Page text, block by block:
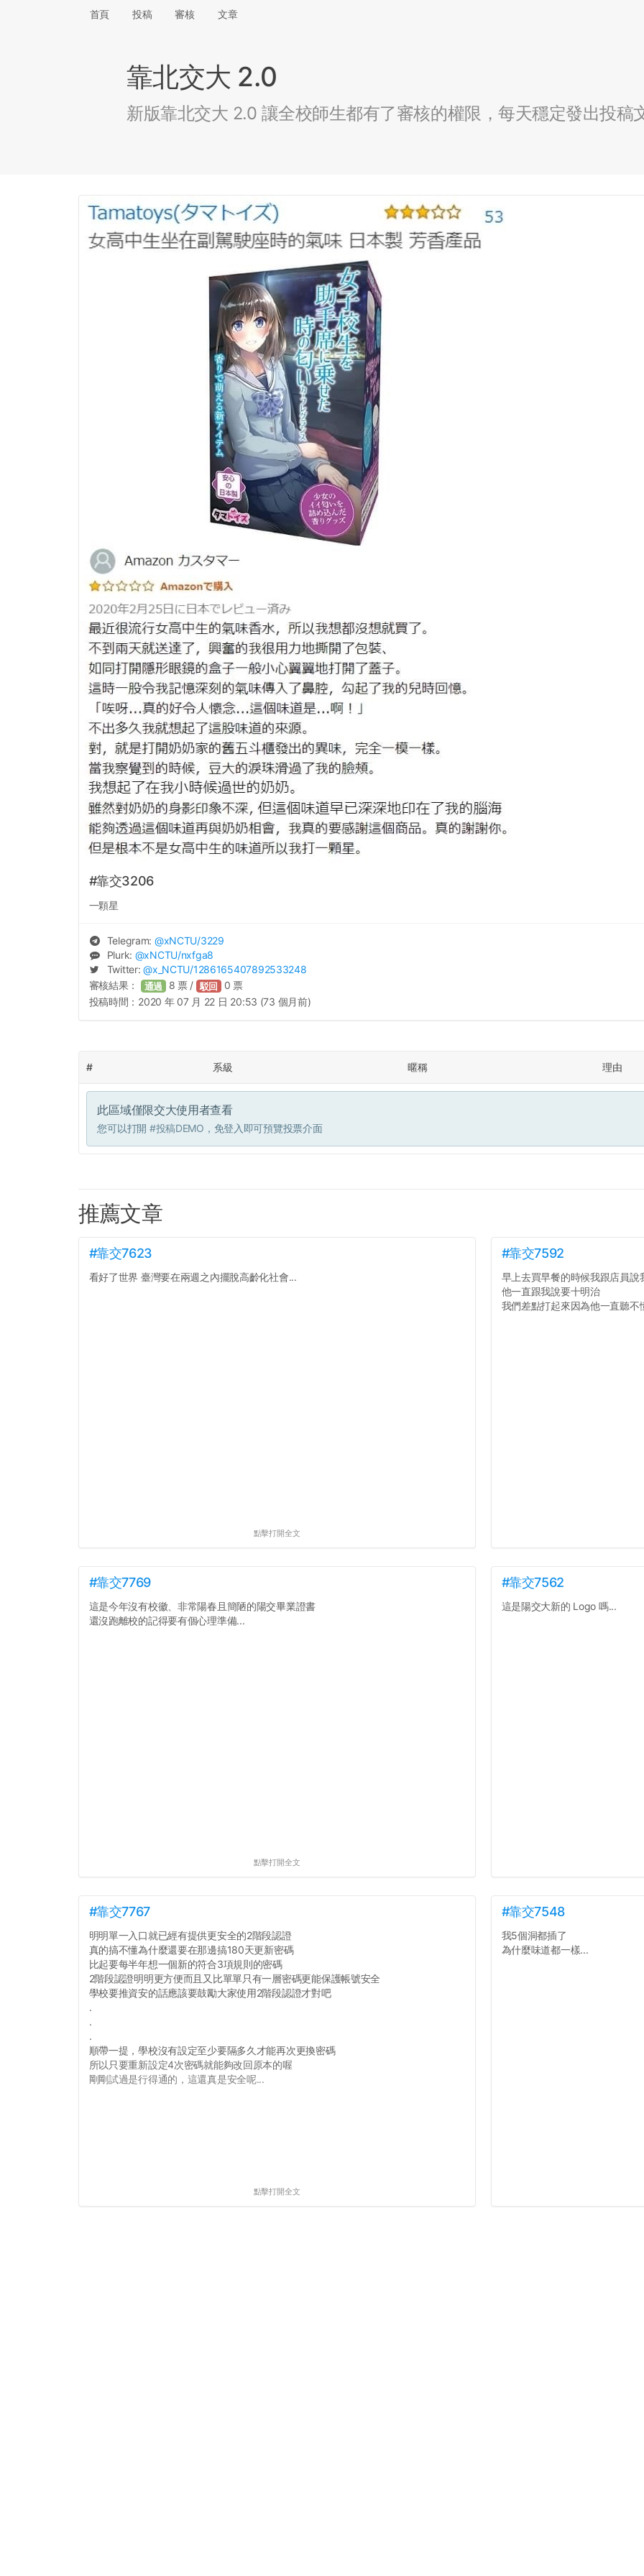
首頁 投稿 審核 文章
靠北交大 2.0
新版靠北交大 2.0 讓全校師生都有了審核的權限，每天穩定發出投稿
#靠交3206
一顆星
Telegram: @xNCTU/3229
Plurk: @xNCTU/nxfga8
Twitter:@x_NCTU/1286165407892533248
審核結果： 通過 8 票 / 駁回 0 票
投稿時間： 2020 年 07 月 22 日 20:53 (73 個月前)
# 系級 暱稱 理由
此區域僅限交大使用者查看
您可以打開 #投稿DEMO ，免登入即可預覽投票介面
推薦文章
#靠交7623
看好了世界 臺灣要在兩週之內擺脫高齡化社會...
點擊打開全文
#靠交7592
早上去買早餐的時候我跟店員說
他一直跟我說要十明治
我們差點打起來因為他一直聽不
#靠交7769
這是今年沒有校徽、非常陽春且簡陋的陽交畢業證書
還沒跑離校的記得要有個心理準備...
點擊打開全文
#靠交7562
這是陽交大新的 Logo 嗎...
#靠交7767
明明單一入口就已經有提供更安全的2階段認證
真的搞不懂為什麼還要在那邊搞180天更新密碼
比起要每半年想一個新的符合3項規則的密碼
2階段認證明明更方便而且又比單單只有一層密碼更能保護帳號安全
學校要推資安的話應該要鼓勵大家使用2階段認證才對吧
.
.
.
順帶一提，學校沒有設定至少要隔多久才能再次更換密碼
所以只要重新設定4次密碼就能夠改回原本的喔
剛剛試過是行得通的，這還真是安全呢...
點擊打開全文
#靠交7548
我5個洞都插了
為什麼味道都一樣...